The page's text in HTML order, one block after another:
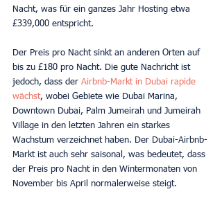
Nacht, was für ein ganzes Jahr Hosting etwa
£339,000 entspricht.
Der Preis pro Nacht sinkt an anderen Orten auf
bis zu £180 pro Nacht. Die gute Nachricht ist
jedoch, dass der Airbnb-Markt in Dubai rapide
wächst, wobei Gebiete wie Dubai Marina,
Downtown Dubai, Palm Jumeirah und Jumeirah
Village in den letzten Jahren ein starkes
Wachstum verzeichnet haben. Der Dubai-Airbnb-
Markt ist auch sehr saisonal, was bedeutet, dass
der Preis pro Nacht in den Wintermonaten von
November bis April normalerweise steigt.